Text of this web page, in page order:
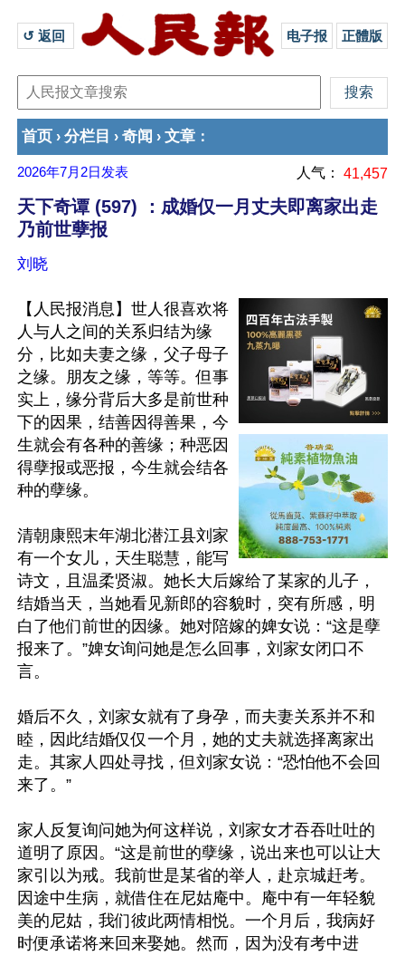
↺ 返回 电子报 正體版
首页 › 分栏目 › 奇闻 › 文章 ：
2026年7月2日 发表 人气： 41,457
天下奇谭 (597) ：成婚仅一月丈夫即离家出走
乃前世孽报
刘晓
【人民报消息】世人很喜欢将
人与人之间的关系归结为缘
分，比如夫妻之缘，父子母子
之缘。朋友之缘，等等。但事
实上，缘分背后大多是前世种
下的因果，结善因得善果，今
生就会有各种的善缘；种恶因
得孽报或恶报，今生就会结各
种的孽缘。
清朝康熙末年湖北潜江县刘家
有一个女儿，天生聪慧，能写
诗文，且温柔贤淑。她长大后嫁给了某家的儿子，
结婚当天，当她看见新郎的容貌时，突有所感，明
白了他们前世的因缘。她对陪嫁的婢女说：“这是孽
报来了。”婢女询问她是怎么回事，刘家女闭口不
言。
婚后不久，刘家女就有了身孕，而夫妻关系并不和
睦，因此结婚仅仅一个月，她的丈夫就选择离家出
走。其家人四处寻找，但刘家女说：“恐怕他不会回
来了。”
家人反复询问她为何这样说，刘家女才吞吞吐吐的
道明了原因。“这是前世的孽缘，说出来也可以让大
家引以为戒。我前世是某省的举人，赴京城赶考。
因途中生病，就借住在尼姑庵中。庵中有一年轻貌
美的尼姑，我们彼此两情相悦。一个月后，我病好
时便承诺将来回来娶她。然而，因为没有考中进